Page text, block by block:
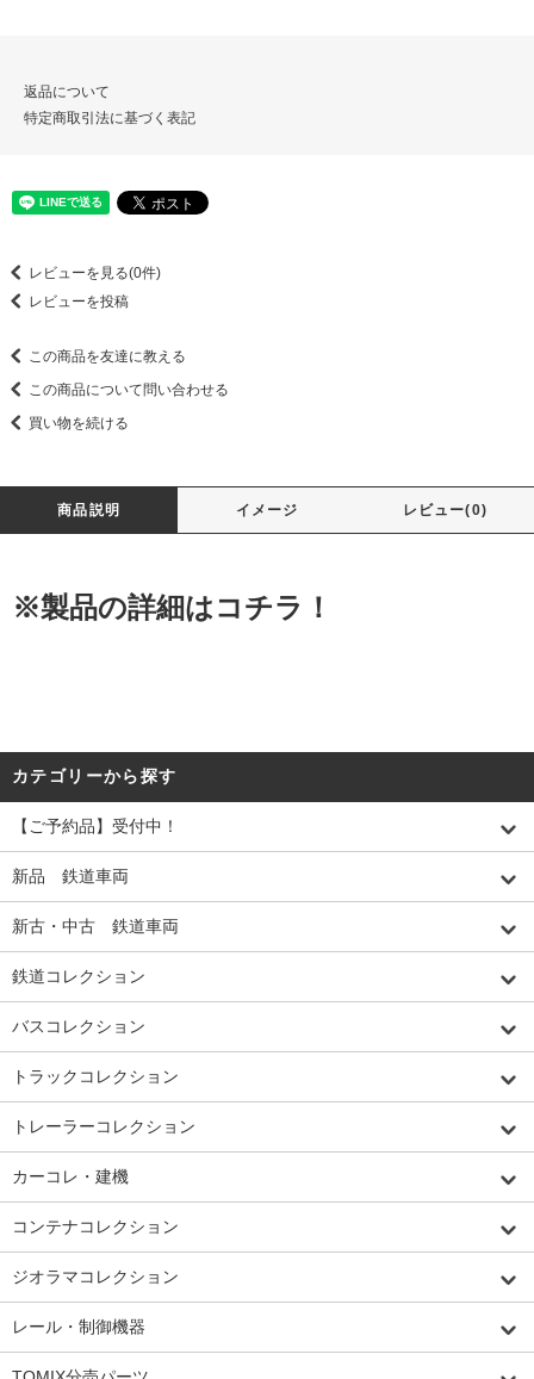
返品について
特定商取引法に基づく表記
レビューを見る(0件)
レビューを投稿
この商品を友達に教える
この商品について問い合わせる
買い物を続ける
商品説明 イメージ レビュー(0)
※製品の詳細はコチラ！
カテゴリーから探す
【ご予約品】受付中！
新品 鉄道車両
新古・中古 鉄道車両
鉄道コレクション
バスコレクション
トラックコレクション
トレーラーコレクション
カーコレ・建機
コンテナコレクション
ジオラマコレクション
レール・制御機器